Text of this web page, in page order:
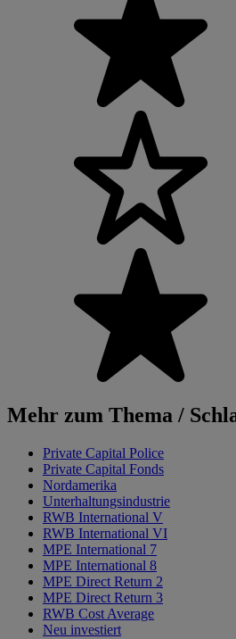
Mehr zum Thema /
Private Capital Police
Private Capital Fonds
Nordamerika
Unterhaltungsindustrie
RWB International V
RWB International VI
MPE International 7
MPE International 8
MPE Direct Return 2
MPE Direct Return 3
RWB Cost Average
Neu investiert